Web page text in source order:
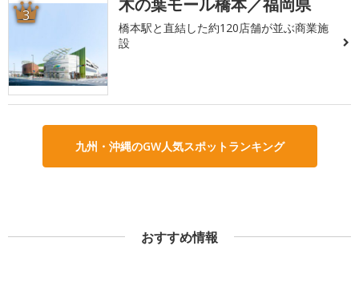
3
橋本駅と直結した約120店舗が並ぶ商業施
設
九州・沖縄のGW人気スポットランキング
おすすめ情報